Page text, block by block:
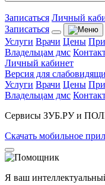
Записаться Личный
Записаться
Услуги Врачи Цены
Владельцам дмс
Личный кабинет
Версия для
Услуги Врачи Цены
Владельцам дмс
Сервисы ЗУБ.РУ и
Скачать мобильное
Я ваш